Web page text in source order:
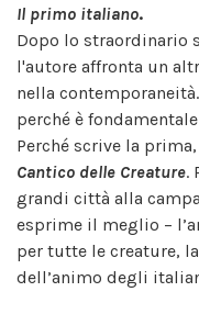
Il primo italiano.
Dopo lo straordinario
l'autore affronta un
nella
perché è
Perché scrive la
Cantico delle Creature.
grandi città alla
esprime il meglio –
per tutte le creature,
dell’animo degli